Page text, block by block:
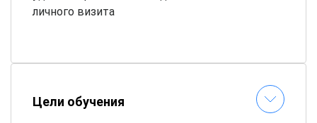
личного визита
– все пособия
доступны онлайн
– составляете расписание
Цели обучения